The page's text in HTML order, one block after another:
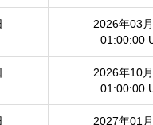
2026年03
01:00:00
2026年10
01:00:00
2027年01